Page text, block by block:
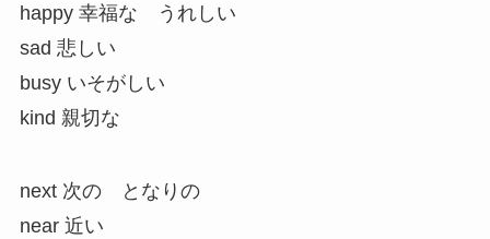
happy 幸福な うれしい
sad 悲しい
busy いそがしい
kind 親切な
next 次の となりの
near 近い